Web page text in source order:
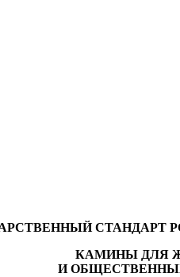
СТАНДАРТ
КАМИНЫ ДЛЯ
И